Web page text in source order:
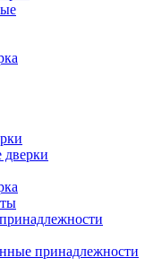
дверки
принадлежности